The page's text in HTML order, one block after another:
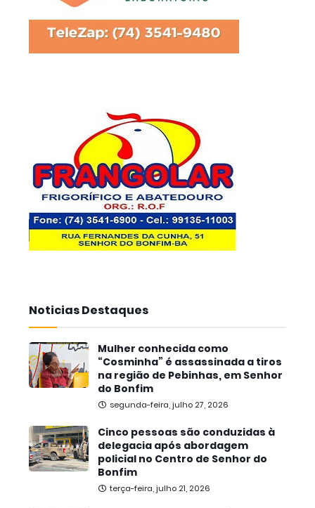
Noticias Destaques
Mulher conhecida como
“Cosminha” é assassinada a tiros
na região de Pebinhas, em Senhor
do Bonfim
segunda-feira, julho 27, 2026
Cinco pessoas são conduzidas à
delegacia após abordagem
policial no Centro de Senhor do
Bonfim
terça-feira, julho 21, 2026